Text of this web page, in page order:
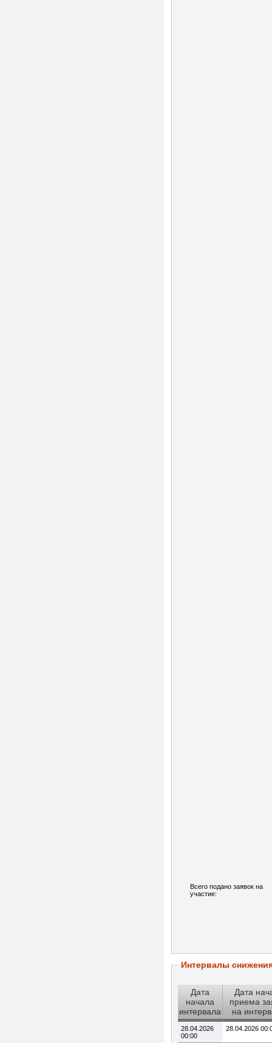
Всего подано заявок на
участие:
Интервалы
Дата
начала
интервала
Дата
приема
на
28.04.2026
00:00
28.04.2026